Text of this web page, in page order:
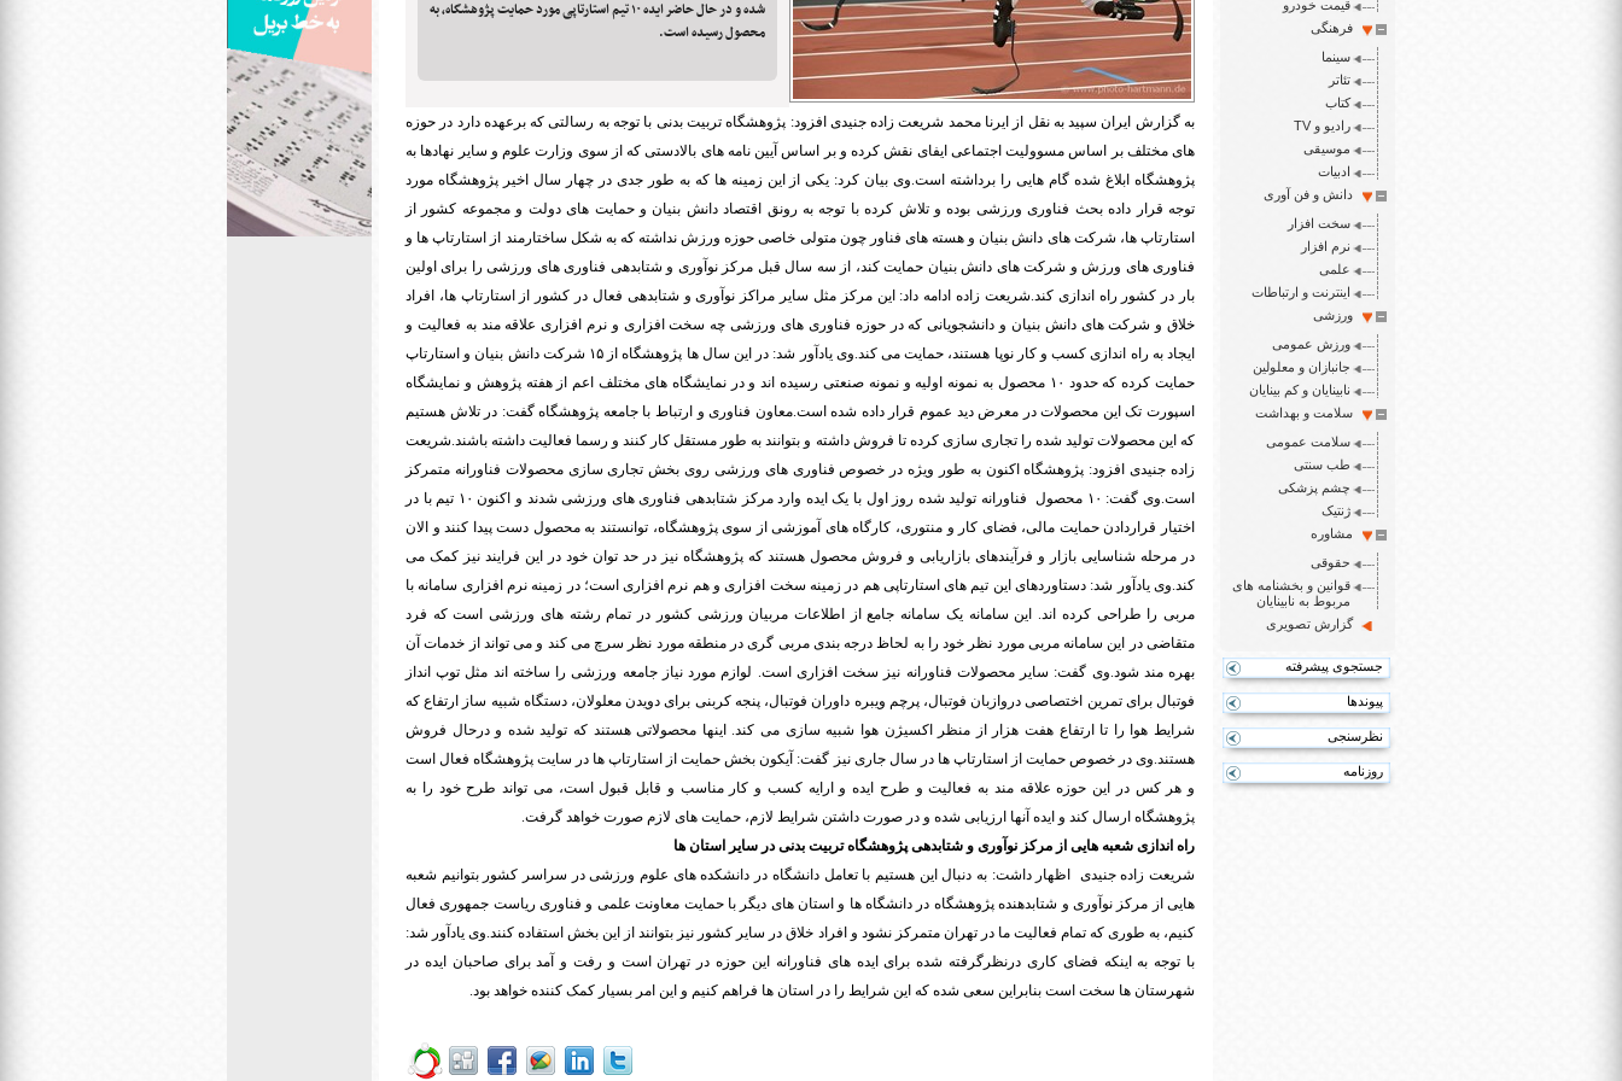
قیمت خودرو
فرهنگی
سینما
تئاتر
کتاب
رادیو و TV
موسیقی
ادبیات
دانش و فن آوری
سخت افزار
نرم افزار
علمی
اینترنت و ارتباطات
ورزشی
ورزش عمومی
جانبازان و معلولین
نابینایان و کم بینایان
سلامت و بهداشت
سلامت عمومی
طب سنتی
چشم پزشکی
ژنتیک
مشاوره
حقوقی
قوانین و بخشنامه های
مربوط به نابینایان
گزارش تصویری
جستجوی پیشرفته
پیوندها
نظرسنجی
روزنامه
شده و در حال حاضر ایده ۱۰ تیم استارتاپی مورد حمایت پژوهشگاه، به
محصول رسیده است.
به گزارش ایران سپید به نقل از ایرنا محمد شریعت زاده جنیدی افزود: پژوهشگاه تربیت بدنی با توجه به رسالتی که برعهده دارد در حوزه
های مختلف بر اساس مسوولیت اجتماعی ایفای نقش کرده و بر اساس آیین نامه های بالادستی که از سوی وزارت علوم و سایر نهادها به
پژوهشگاه ابلاغ شده گام هایی را برداشته است.وی بیان کرد: یکی از این زمینه ها که به طور جدی در چهار سال اخیر پژوهشگاه مورد
توجه قرار داده بحث فناوری ورزشی بوده و تلاش کرده با توجه به رونق اقتصاد دانش بنیان و حمایت های دولت و مجموعه کشور از
استارتاپ ها، شرکت های دانش بنیان و هسته های فناور چون متولی خاصی حوزه ورزش نداشته که به شکل ساختارمند از استارتاپ ها و
فناوری های ورزش و شرکت های دانش بنیان حمایت کند، از سه سال قبل مرکز نوآوری و شتابدهی فناوری های ورزشی را برای اولین
بار در کشور راه اندازی کند.شریعت زاده ادامه داد: این مرکز مثل سایر مراکز نوآوری و شتابدهی فعال در کشور از استارتاپ ها، افراد
خلاق و شرکت های دانش بنیان و دانشجویانی که در حوزه فناوری های ورزشی چه سخت افزاری و نرم افزاری علاقه مند به فعالیت و
ایجاد به راه اندازی کسب و کار نوپا هستند، حمایت می کند.وی یادآور شد: در این سال ها پژوهشگاه از ۱۵ شرکت دانش بنیان و استارتاپ
حمایت کرده که حدود ۱۰ محصول به نمونه اولیه و نمونه صنعتی رسیده اند و در نمایشگاه های مختلف اعم از هفته پژوهش و نمایشگاه
اسپورت تک این محصولات در معرض دید عموم قرار داده شده است.معاون فناوری و ارتباط با جامعه پژوهشگاه گفت: در تلاش هستیم
که این محصولات تولید شده را تجاری سازی کرده تا فروش داشته و بتوانند به طور مستقل کار کنند و رسما فعالیت داشته باشند.شریعت
زاده جنیدی افزود: پژوهشگاه اکنون به طور ویژه در خصوص فناوری های ورزشی روی بخش تجاری سازی محصولات فناورانه متمرکز
است.وی گفت: ۱۰ محصول فناورانه تولید شده روز اول با یک ایده وارد مرکز شتابدهی فناوری های ورزشی شدند و اکنون ۱۰ تیم با در
اختیار قراردادن حمایت مالی، فضای کار و منتوری، کارگاه های آموزشی از سوی پژوهشگاه، توانستند به محصول دست پیدا کنند و الان
در مرحله شناسایی بازار و فرآیندهای بازاریابی و فروش محصول هستند که پژوهشگاه نیز در حد توان خود در این فرایند نیز کمک می
کند.وی یادآور شد: دستاوردهای این تیم های استارتاپی هم در زمینه سخت افزاری و هم نرم افزاری است؛ در زمینه نرم افزاری سامانه با
مربی را طراحی کرده اند. این سامانه یک سامانه جامع از اطلاعات مربیان ورزشی کشور در تمام رشته های ورزشی است که فرد
متقاضی در این سامانه مربی مورد نظر خود را به لحاظ درجه بندی مربی گری در منطقه مورد نظر سرچ می کند و می تواند از خدمات آن
بهره مند شود.وی گفت: سایر محصولات فناورانه نیز سخت افزاری است. لوازم مورد نیاز جامعه ورزشی را ساخته اند مثل توپ انداز
فوتبال برای تمرین اختصاصی دروازبان فوتبال، پرچم ویبره داوران فوتبال، پنجه کربنی برای دویدن معلولان، دستگاه شبیه ساز ارتفاع که
شرایط هوا را تا ارتفاع هفت هزار از منظر اکسیژن هوا شبیه سازی می کند. اینها محصولاتی هستند که تولید شده و درحال فروش
هستند.وی در خصوص حمایت از استارتاپ ها در سال جاری نیز گفت: آیکون بخش حمایت از استارتاپ ها در سایت پژوهشگاه فعال است
و هر کس در این حوزه علاقه مند به فعالیت و طرح ایده و ارایه کسب و کار مناسب و قابل قبول است، می تواند طرح خود را به
پژوهشگاه ارسال کند و ایده آنها ارزیابی شده و در صورت داشتن شرایط لازم، حمایت های لازم صورت خواهد گرفت.
راه اندازی شعبه هایی از مرکز نوآوری و شتابدهی پژوهشگاه تربیت بدنی در سایر استان ها
شریعت زاده جنیدی اظهار داشت: به دنبال این هستیم با تعامل دانشگاه در دانشکده های علوم ورزشی در سراسر کشور بتوانیم شعبه
هایی از مرکز نوآوری و شتابدهنده پژوهشگاه در دانشگاه ها و استان های دیگر با حمایت معاونت علمی و فناوری ریاست جمهوری فعال
کنیم، به طوری که تمام فعالیت ما در تهران متمرکز نشود و افراد خلاق در سایر کشور نیز بتوانند از این بخش استفاده کنند.وی یادآور شد:
با توجه به اینکه فضای کاری درنظرگرفته شده برای ایده های فناورانه این حوزه در تهران است و رفت و آمد برای صاحبان ایده در
شهرستان ها سخت است بنابراین سعی شده که این شرایط را در استان ها فراهم کنیم و این امر بسیار کمک کننده خواهد بود.